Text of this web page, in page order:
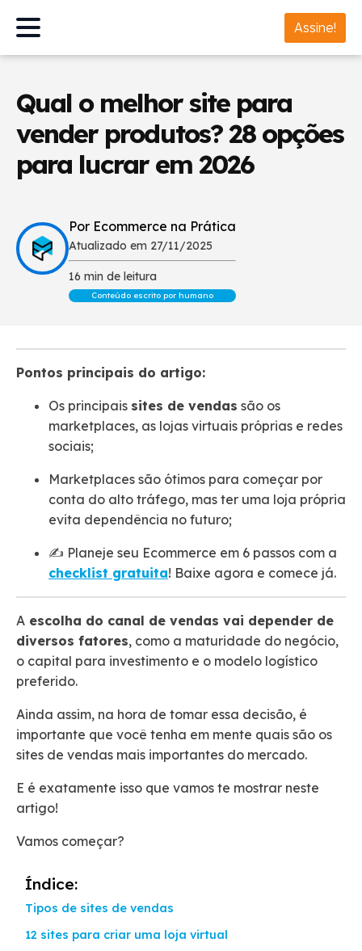
Assine!
Qual o melhor site para
vender produtos? 28 opções
para lucrar em 2026
Por Ecommerce na Prática
Atualizado em 27/11/2025
16 min de leitura
Conteúdo escrito por humano
Pontos principais do artigo:
Os principais sites de vendas são os
marketplaces, as lojas virtuais próprias e redes
sociais;
Marketplaces são ótimos para começar por
conta do alto tráfego, mas ter uma loja própria
evita dependência no futuro;
✍️ Planeje seu Ecommerce em 6 passos com a
checklist gratuita! Baixe agora e comece já.
A escolha do canal de vendas vai depender de
diversos fatores, como a maturidade do negócio,
o capital para investimento e o modelo logístico
preferido.
Ainda assim, na hora de tomar essa decisão, é
importante que você tenha em mente quais são os
sites de vendas mais importantes do mercado.
E é exatamente isso que vamos te mostrar neste
artigo!
Vamos começar?
Índice:
Tipos de sites de vendas
12 sites para criar uma loja virtual